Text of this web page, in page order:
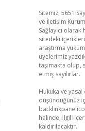
Sitemiz, 5651
ve İletişim
Sağlayıcı
sitedeki
araştırma
üyelerimiz
taşımakta olup,
etmiş sayılırlar.
Hukuka ve yasal
düşündüğünüz
halinde, ilgili
kaldırılacaktır.